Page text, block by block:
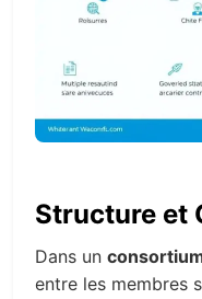
Structure et
Dans un
entre les membres